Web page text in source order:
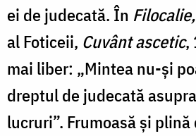
ei de judecată. În Filocalie,
al Foticeii, Cuvânt ascetic,
mai liber: „Mintea nu-și
dreptul de judecată
lucruri”. Frumoasă și plină